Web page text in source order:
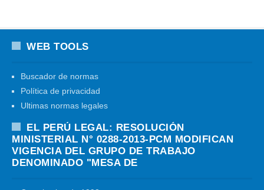
WEB TOOLS
Buscador de normas
Política de privacidad
Ultimas normas legales
EL PERÚ LEGAL: RESOLUCIÓN
MINISTERIAL N° 0288-2013-PCM MODIFICAN
VIGENCIA DEL GRUPO DE TRABAJO
DENOMINADO "MESA DE